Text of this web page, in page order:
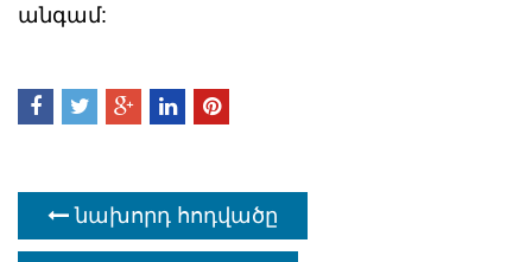
անգամ:
նախորդ հոդվածը